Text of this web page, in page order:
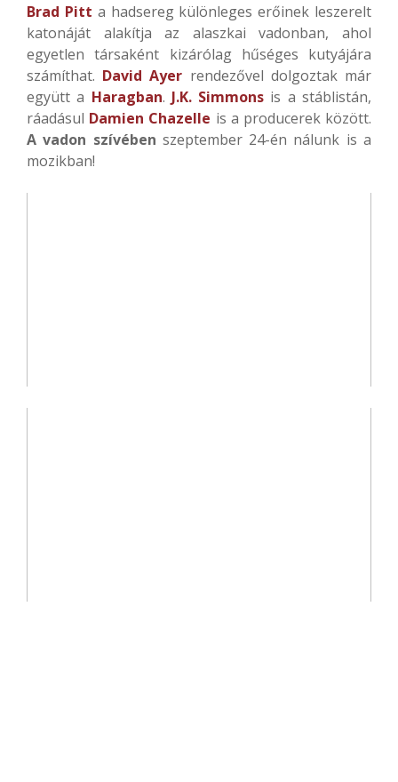
Brad Pitt a hadsereg különleges erőinek leszerelt
katonáját alakítja az alaszkai vadonban, ahol
egyetlen társaként kizárólag hűséges kutyájára
számíthat. David Ayer rendezővel dolgoztak már
együtt a Haragban. J.K. Simmons is a stáblistán,
ráadásul Damien Chazelle is a producerek között.
A vadon szívében szeptember 24-én nálunk is a
mozikban!